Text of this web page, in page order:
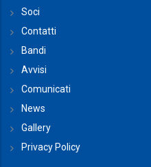
Soci
Contatti
Bandi
Avvisi
Comunicati
News
Gallery
Privacy Policy